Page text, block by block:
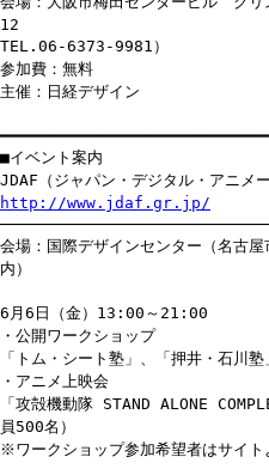
12
TEL.06-6373-9981）
参加費：無料
主催：日経デザイン
■イベント案内
JDAF（ジャパン・デジタル・アニメ
http://www.jdaf.gr.jp/
会場：国際デザインセンター（名古
内）
6月6日（金）13:00～21:00
・公開ワークショップ
「トム・シート塾」、「押井・石川
・アニメ上映会
「攻殻機動隊 STAND ALONE
員500名）
※ワークショップ参加希望者はサイト